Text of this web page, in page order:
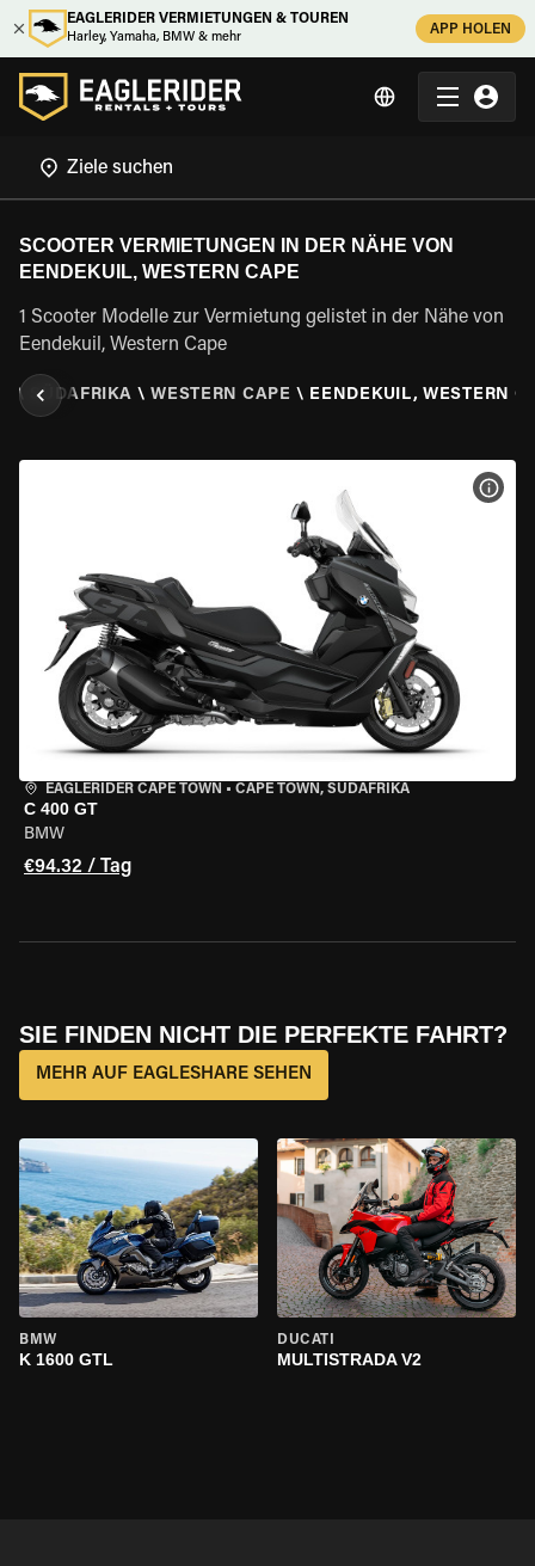
EAGLERIDER VERMIETUNGEN & TOUREN
Harley, Yamaha, BMW & mehr
APP HOLEN
SCOOTER VERMIETUNGEN IN DER NÄHE VON
EENDEKUIL, WESTERN CAPE
1 Scooter Modelle zur Vermietung gelistet in der Nähe von
Eendekuil, Western Cape
\ SÜDAFRIKA \ WESTERN CAPE \ EENDEKUIL, WESTERN
EAGLERIDER CAPE TOWN • CAPE TOWN, SÜDAFRIKA
C 400 GT
BMW
€94.32 / Tag
SIE FINDEN NICHT DIE PERFEKTE FAHRT?
MEHR AUF EAGLESHARE SEHEN
BMW
K 1600 GTL
DUCATI
MULTISTRADA V2